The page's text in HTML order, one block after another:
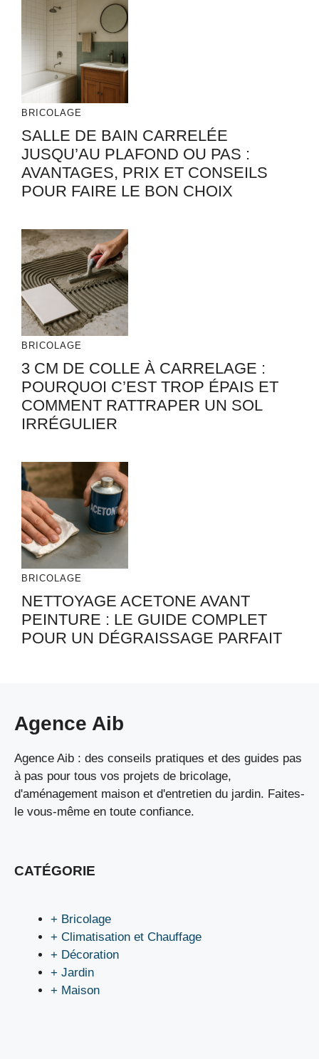
BRICOLAGE
SALLE DE BAIN CARRELÉE
JUSQU’AU PLAFOND OU PAS :
AVANTAGES, PRIX ET CONSEILS
POUR FAIRE LE BON CHOIX
BRICOLAGE
3 CM DE COLLE À CARRELAGE :
POURQUOI C’EST TROP ÉPAIS ET
COMMENT RATTRAPER UN SOL
IRRÉGULIER
BRICOLAGE
NETTOYAGE ACETONE AVANT
PEINTURE : LE GUIDE COMPLET
POUR UN DÉGRAISSAGE PARFAIT
Agence Aib
Agence Aib : des conseils pratiques et des guides pas
à pas pour tous vos projets de bricolage,
d'aménagement maison et d'entretien du jardin. Faites-
le vous-même en toute confiance.
CATÉGORIE
+ Bricolage
+ Climatisation et Chauffage
+ Décoration
+ Jardin
+ Maison